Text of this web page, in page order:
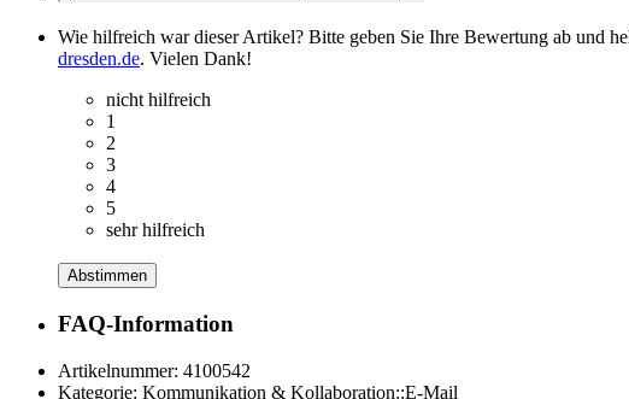
Wie hilfreich war dieser Artikel? Bitte geben Sie Ihre Bewertung ab und
dresden.de. Vielen Dank!
nicht hilfreich
1
2
3
4
5
sehr hilfreich
Abstimmen
FAQ-Information
Artikelnummer: 4100542
Kategorie: Kommunikation & Kollaboration::E-Mail